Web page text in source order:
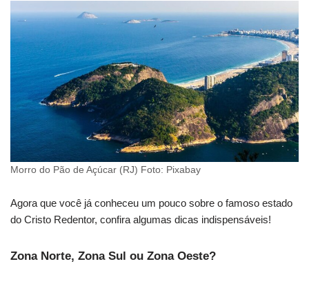
Morro do Pão de Açúcar (RJ) Foto: Pixabay
Agora que você já conheceu um pouco sobre o famoso estado
do Cristo Redentor, confira algumas dicas indispensáveis!
Zona Norte, Zona Sul ou Zona Oeste?